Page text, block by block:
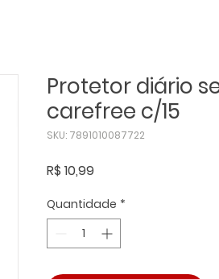
Protetor diário
carefree c/15
SKU: 7891010087722
R$ 10,99Preço
Quantidade *